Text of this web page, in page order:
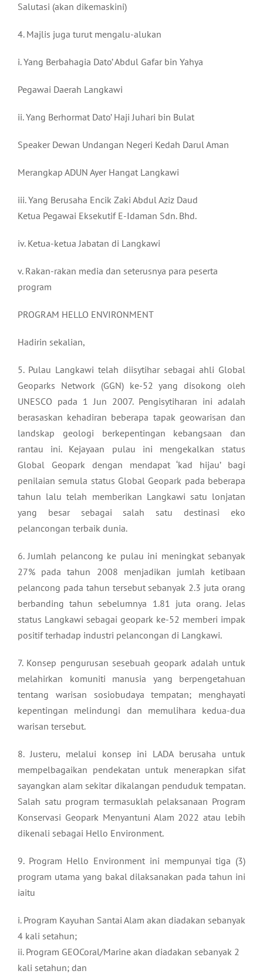
Salutasi (akan dikemaskini)
4. Majlis juga turut mengalu-alukan
i. Yang Berbahagia Dato’ Abdul Gafar bin Yahya
Pegawai Daerah Langkawi
ii. Yang Berhormat Dato’ Haji Juhari bin Bulat
Speaker Dewan Undangan Negeri Kedah Darul Aman
Merangkap ADUN Ayer Hangat Langkawi
iii. Yang Berusaha Encik Zaki Abdul Aziz Daud
Ketua Pegawai Eksekutif E-Idaman Sdn. Bhd.
iv. Ketua-ketua Jabatan di Langkawi
v. Rakan-rakan media dan seterusnya para peserta
program
PROGRAM HELLO ENVIRONMENT
Hadirin sekalian,
5. Pulau Langkawi telah diisytihar sebagai ahli Global
Geoparks Network (GGN) ke-52 yang disokong oleh
UNESCO pada 1 Jun 2007. Pengisytiharan ini adalah
berasaskan kehadiran beberapa tapak geowarisan dan
landskap geologi berkepentingan kebangsaan dan
rantau ini. Kejayaan pulau ini mengekalkan status
Global Geopark dengan mendapat ‘kad hijau’ bagi
penilaian semula status Global Geopark pada beberapa
tahun lalu telah memberikan Langkawi satu lonjatan
yang besar sebagai salah satu destinasi eko
pelancongan terbaik dunia.
6. Jumlah pelancong ke pulau ini meningkat sebanyak
27% pada tahun 2008 menjadikan jumlah ketibaan
pelancong pada tahun tersebut sebanyak 2.3 juta orang
berbanding tahun sebelumnya 1.81 juta orang. Jelas
status Langkawi sebagai geopark ke-52 memberi impak
positif terhadap industri pelancongan di Langkawi.
7. Konsep pengurusan sesebuah geopark adalah untuk
melahirkan komuniti manusia yang berpengetahuan
tentang warisan sosiobudaya tempatan; menghayati
kepentingan melindungi dan memulihara kedua-dua
warisan tersebut.
8. Justeru, melalui konsep ini LADA berusaha untuk
mempelbagaikan pendekatan untuk menerapkan sifat
sayangkan alam sekitar dikalangan penduduk tempatan.
Salah satu program termasuklah pelaksanaan Program
Konservasi Geopark Menyantuni Alam 2022 atau lebih
dikenali sebagai Hello Environment.
9. Program Hello Environment ini mempunyai tiga (3)
program utama yang bakal dilaksanakan pada tahun ini
iaitu
i. Program Kayuhan Santai Alam akan diadakan sebanyak
4 kali setahun;
ii. Program GEOCoral/Marine akan diadakan sebanyak 2
kali setahun; dan